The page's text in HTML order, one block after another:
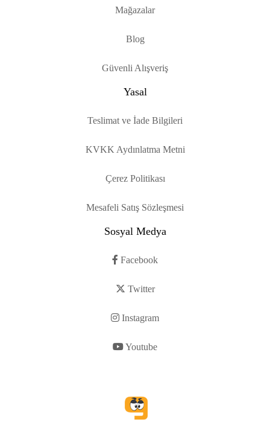
Mağazalar
Blog
Güvenli Alışveriş
Yasal
Teslimat ve İade Bilgileri
KVKK Aydınlatma Metni
Çerez Politikası
Mesafeli Satış Sözleşmesi
Sosyal Medya
Facebook
Twitter
Instagram
Youtube